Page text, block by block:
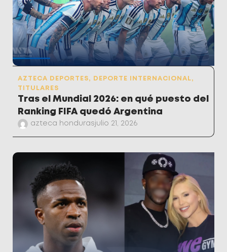
AZTECA DEPORTES, DEPORTE INTERNACIONAL,
TITULARES
Tras el Mundial 2026: en qué puesto del
Ranking FIFA quedó Argentina
azteca hondurasjulio 21, 2026